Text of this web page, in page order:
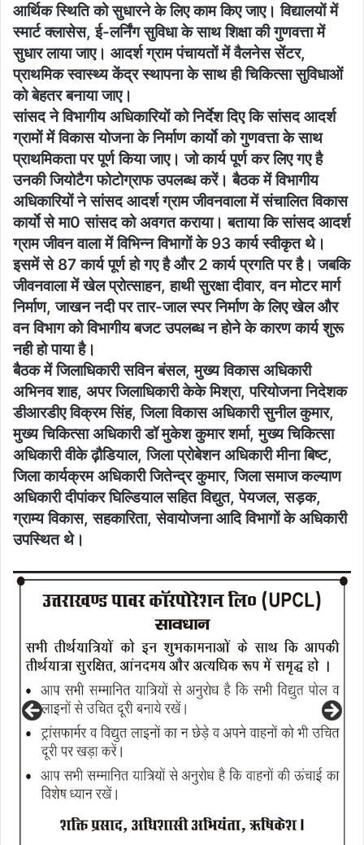
आर्थिक स्थिति को सुधारने के लिए काम किए जाए। विद्यालयों में
स्मार्ट क्लासेस, ई-लर्निंग सुविधा के साथ शिक्षा की गुणवत्ता में
सुधार लाया जाए। आदर्श ग्राम पंचायतों में वैलनेस सेंटर,
प्राथमिक स्वास्थ्य केंद्र स्थापना के साथ ही चिकित्सा सुविधाओं
को बेहतर बनाया जाए।
सांसद ने विभागीय अधिकारियों को निर्देश दिए कि सांसद आदर्श
ग्रामों में विकास योजना के निर्माण कार्याे को गुणवत्ता के साथ
प्राथमिकता पर पूर्ण किया जाए। जो कार्य पूर्ण कर लिए गए है
उनकी जियोटैग फोटोग्राफ उपलब्ध करें। बैठक में विभागीय
अधिकारियों ने सांसद आदर्श ग्राम जीवनवाला में संचालित विकास
कार्याे से मा0 सांसद को अवगत कराया। बताया कि सांसद आदर्श
ग्राम जीवन वाला में विभिन्न विभागों के 93 कार्य स्वीकृत थे।
इसमें से 87 कार्य पूर्ण हो गए है और 2 कार्य प्रगति पर है। जबकि
जीवनवाला में खेल प्रोत्साहन, हाथी सुरक्षा दीवार, वन मोटर मार्ग
निर्माण, जाखन नदी पर तार-जाल स्पर निर्माण के लिए खेल और
वन विभाग को विभागीय बजट उपलब्ध न होने के कारण कार्य शुरू
नही हो पाया है।
बैठक में जिलाधिकारी सविन बंसल, मुख्य विकास अधिकारी
अभिनव शाह, अपर जिलाधिकारी केके मिश्रा, परियोजना निदेशक
डीआरडीए विक्रम सिंह, जिला विकास अधिकारी सुनील कुमार,
मुख्य चिकित्सा अधिकारी डॉ मुकेश कुमार शर्मा, मुख्य चिकित्सा
अधिकारी वीके ढ़ौडियाल, जिला प्रोबेशन अधिकारी मीना बिष्ट,
जिला कार्यक्रम अधिकारी जितेन्द्र कुमार, जिला समाज कल्याण
अधिकारी दीपांकर घिल्डियाल सहित विद्युत, पेयजल, सड़क,
ग्राम्य विकास, सहकारिता, सेवायोजना आदि विभागों के अधिकारी
उपस्थित थे।